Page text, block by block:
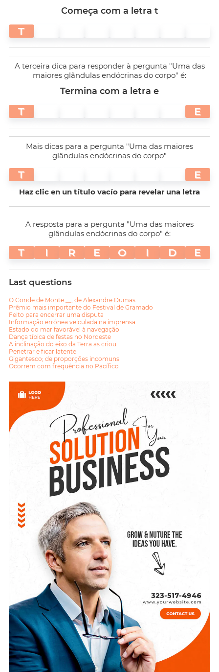
Começa com a letra t
T
A terceira dica para responder à pergunta "Uma das
maiores glândulas endócrinas do corpo" é:
Termina com a letra e
T E
Mais dicas para a pergunta "Uma das maiores
glândulas endócrinas do corpo"
T E
Haz clic en un título vacío para revelar una letra
A resposta para a pergunta "Uma das maiores
glândulas endócrinas do corpo" é:
T I R E O I D E
Last questions
O Conde de Monte __, de Alexandre Dumas
Prêmio mais importante do Festival de Gramado
Feito para encerrar uma disputa
Informação errônea veiculada na imprensa
Estado do mar favorável à navegação
Dança típica de festas no Nordeste
A inclinação do eixo da Terra as criou
Penetrar e ficar latente
Gigantesco; de proporções incomuns
Ocorrem com frequência no Pacífico